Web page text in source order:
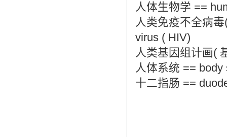
人体生物学 ==
人类免疫不全病
virus ( HIV)
人类基因组计画(
人体系统 == body
十二指肠 ==